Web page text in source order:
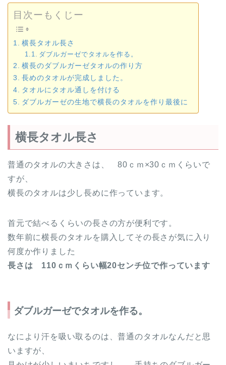
目次ーもくじー
横長タオル長さ
ダブルガーゼでタオルを作る。
横長のダブルガーゼタオルの作り方
長めのタオルが完成しました。
タオルにタオル通しを付ける
ダブルガーゼの生地で横長のタオルを作り最後に
横長タオル長さ
普通のタオルの大きさは、 80ｃｍ×30ｃｍくらいで
すが、
横長のタオルは少し長めに作っています。
首元で結べるくらいの長さの方が便利です。
数年前に横長のタオルを購入してその長さが気に入り
何度か作りました
長さは 110ｃｍくらい幅20センチ位で作っています
ダブルガーゼでタオルを作る。
なにより汗を吸い取るのは、普通のタオルなんだと思
いますが、